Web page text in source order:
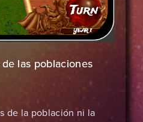
las poblaciones
de la población ni la